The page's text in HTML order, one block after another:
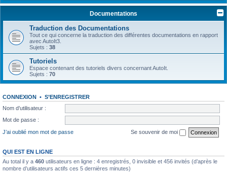
Documentations
Traduction des Documentations
Tout ce qui concerne la traduction des différentes documentations en rapport
avec AutoIt3.
Sujets : 38
Tutoriels
Espace contenant des tutoriels divers concernant AutoIt.
Sujets : 70
CONNEXION • S’ENREGISTRER
Nom d’utilisateur :
Mot de passe :
J’ai oublié mon mot de passe
Se souvenir de moi
QUI EST EN LIGNE
Au total il y a 460 utilisateurs en ligne : 4 enregistrés, 0 invisible et 456 invités (d’après le
nombre d’utilisateurs actifs ces 5 dernières minutes)